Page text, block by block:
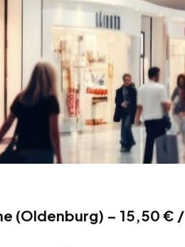
(Oldenburg) – 15,50 € /